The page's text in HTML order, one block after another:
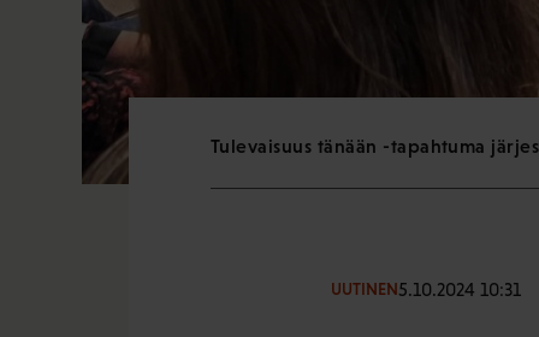
Tulevaisuus tänään -tapahtuma
UUTINEN5.10.2024 10:31